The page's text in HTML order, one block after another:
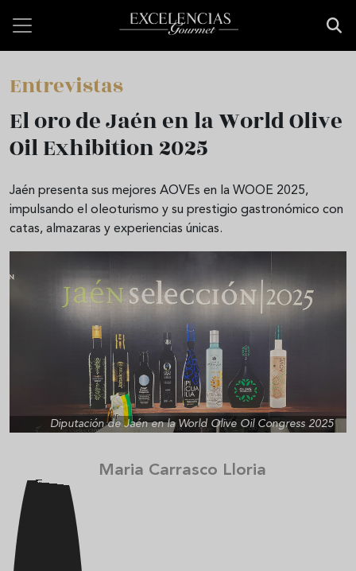
Entrevistas
El oro de Jaén en la World Olive
Oil Exhibition 2025
Jaén presenta sus mejores AOVEs en la WOOE 2025,
impulsando el oleoturismo y su prestigio gastronómico con
catas, almazaras y experiencias únicas.
Diputación de Jaén en la World Olive Oil Congress 2025
Maria Carrasco Lloria